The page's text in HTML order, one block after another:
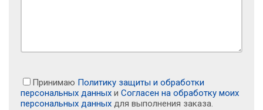
Принимаю Политику защиты и обработки
персональных данных и Согласен на обработку моих
персональных данных для выполнения заказа.